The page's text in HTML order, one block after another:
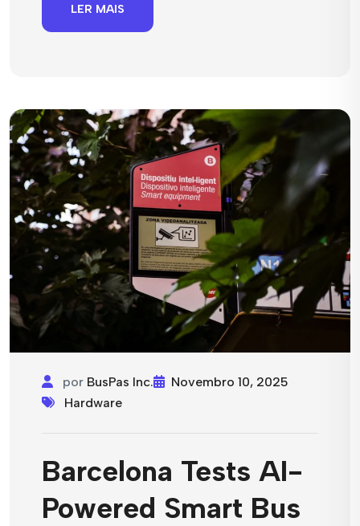
LER MAIS
por BusPas Inc.
Novembro 10, 2025
Hardware
Barcelona Tests AI-
Powered Smart Bus